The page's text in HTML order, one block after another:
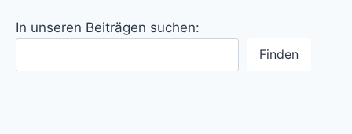
In unseren Beiträgen suchen:
Finden